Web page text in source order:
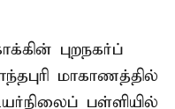
புறநகர்ப்
மாகாணத்தில்
பள்ளியில்